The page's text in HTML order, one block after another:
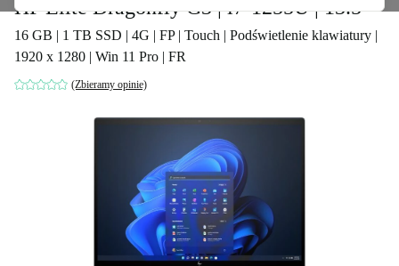
HP Elite Dragonfly G3 | i7-1255U | 13.5"
16 GB | 1 TB SSD | 4G | FP | Touch | Podświetlenie klawiatury |
1920 x 1280 | Win 11 Pro | FR
(Zbieramy opinie)